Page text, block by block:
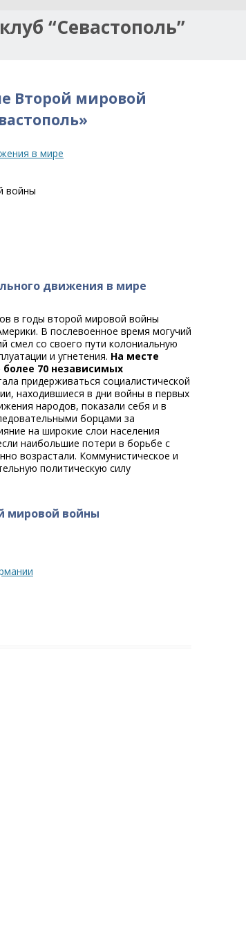
“Севастополь”
Второй мировой
в мире
войны
движения в мире
в годы второй мировой войны
В послевоенное время могучий
смел со своего пути колониальную
и угнетения. На месте
70 независимых
придерживаться социалистической
находившиеся в дни войны в первых
народов, показали себя и в
борцами за
на широкие слои населения
наибольшие потери в борьбе с
возрастали. Коммунистическое и
политическую силу
мировой войны